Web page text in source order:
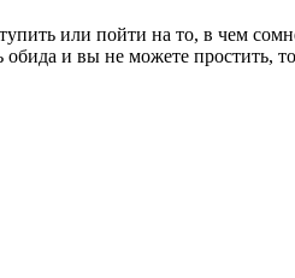
или пойти на то, в чем
и вы не можете простить,